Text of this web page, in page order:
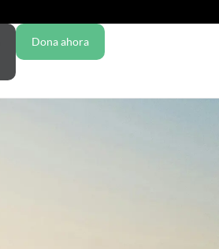
Dona ahora